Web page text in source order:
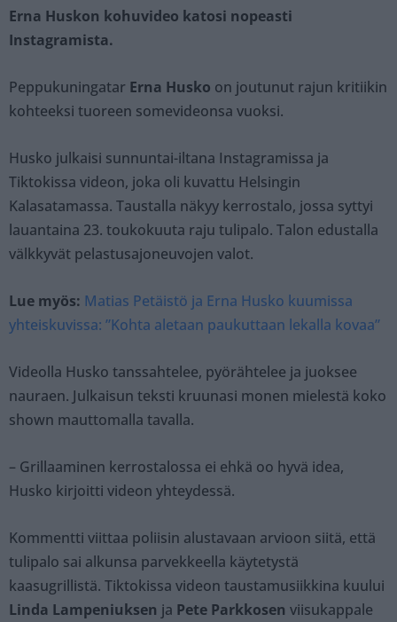
Erna Huskon kohuvideo katosi nopeasti
Instagramista.
Peppukuningatar Erna Husko on joutunut rajun kritiikin
kohteeksi tuoreen somevideonsa vuoksi.
Husko julkaisi sunnuntai-iltana Instagramissa ja
Tiktokissa videon, joka oli kuvattu Helsingin
Kalasatamassa. Taustalla näkyy kerrostalo, jossa syttyi
lauantaina 23. toukokuuta raju tulipalo. Talon edustalla
välkkyvät pelastusajoneuvojen valot.
Lue myös: Matias Petäistö ja Erna Husko kuumissa
yhteiskuvissa: ”Kohta aletaan paukuttaan lekalla kovaa”
Videolla Husko tanssahtelee, pyörähtelee ja juoksee
nauraen. Julkaisun teksti kruunasi monen mielestä koko
shown mauttomalla tavalla.
– Grillaaminen kerrostalossa ei ehkä oo hyvä idea,
Husko kirjoitti videon yhteydessä.
Kommentti viittaa poliisin alustavaan arvioon siitä, että
tulipalo sai alkunsa parvekkeella käytetystä
kaasugrillistä. Tiktokissa videon taustamusiikkina kuului
Linda Lampeniuksen ja Pete Parkkosen viisukappale